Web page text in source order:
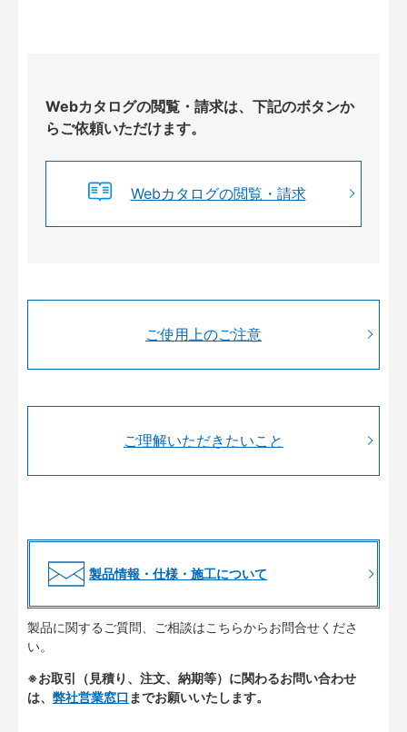
Webカタログの閲覧・請求は、下記のボタンか
らご依頼いただけます。
Webカタログの閲覧・請求
ご使用上のご注意
ご理解いただきたいこと
製品情報・仕様・施工について
製品に関するご質問、ご相談はこちらからお問合せくださ
い。
※お取引（見積り、注文、納期等）に関わるお問い合わせ
は、 弊社営業窓口 までお願いいたします。